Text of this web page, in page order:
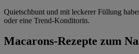
Quietschbunt und mit leckerer Füllung
oder eine Trend-Konditorin.
Macarons-Rezepte zum